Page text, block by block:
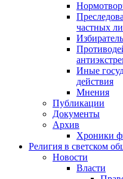
частных
Иные
действия
Мнения
Публикации
Документы
Архив
Хроники
Религия в светском
Новости
Власти